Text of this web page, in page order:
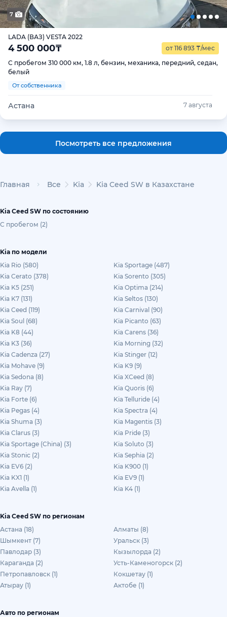
7
LADA (ВАЗ) VESTA 2022
4 500 000₸ от 116 893 ₸/мес
С пробегом 310 000 км, 1.8 л, бензин, механика, передний, седан,
белый
От собственника
Астана 7 августа
Посмотреть все предложения
Главная Все Kia Kia Ceed SW в Казахстане
Kia Ceed SW по состоянию
С пробегом (2)
Kia по модели
Kia Rio (580)
Kia Sportage (487)
Kia Cerato (378)
Kia Sorento (305)
Kia K5 (251)
Kia Optima (214)
Kia K7 (131)
Kia Seltos (130)
Kia Ceed (119)
Kia Carnival (90)
Kia Soul (68)
Kia Picanto (63)
Kia K8 (44)
Kia Carens (36)
Kia K3 (36)
Kia Morning (32)
Kia Cadenza (27)
Kia Stinger (12)
Kia Mohave (9)
Kia K9 (9)
Kia Sedona (8)
Kia XCeed (8)
Kia Ray (7)
Kia Quoris (6)
Kia Forte (6)
Kia Telluride (4)
Kia Pegas (4)
Kia Spectra (4)
Kia Shuma (3)
Kia Magentis (3)
Kia Clarus (3)
Kia Pride (3)
Kia Sportage (China) (3)
Kia Soluto (3)
Kia Stonic (2)
Kia Sephia (2)
Kia EV6 (2)
Kia K900 (1)
Kia KX1 (1)
Kia EV9 (1)
Kia Avella (1)
Kia K4 (1)
Kia Ceed SW по регионам
Астана (18)
Алматы (8)
Шымкент (7)
Уральск (3)
Павлодар (3)
Кызылорда (2)
Караганда (2)
Усть-Каменогорск (2)
Петропавловск (1)
Кокшетау (1)
Атырау (1)
Актобе (1)
Авто по регионам